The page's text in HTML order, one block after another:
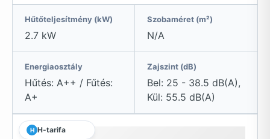
Hűtőteljesítmény (kW)
2.7 kW
Szobaméret (m²)
N/A
Energiaosztály
Hűtés: A++ / Fűtés:
A+
Zajszint (dB)
Bel: 25 - 38.5 dB(A),
Kül: 55.5 dB(A)
H H-tarifa